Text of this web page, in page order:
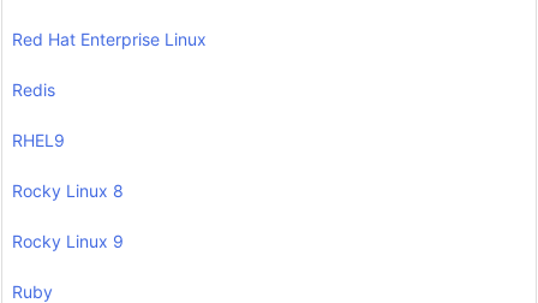
Red Hat Enterprise Linux
Redis
RHEL9
Rocky Linux 8
Rocky Linux 9
Ruby